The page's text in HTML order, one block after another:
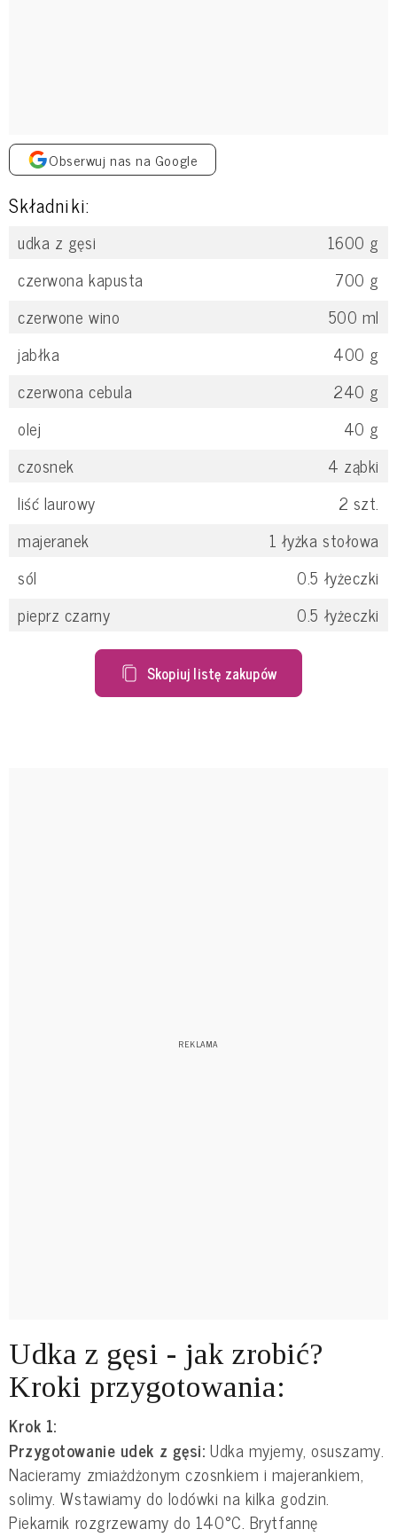
Obserwuj nas na Google
Składniki:
udka z gęsi 1600 g
czerwona kapusta
700 g
czerwone wino
500 ml
jabłka
400 g
czerwona cebula
240 g
olej
40 g
czosnek
4 ząbki
liść laurowy
2 szt.
majeranek
1 łyżka stołowa
sól
0.5 łyżeczki
pieprz czarny
0.5 łyżeczki
Skopiuj listę zakupów
Udka z gęsi - jak zrobić?
Kroki przygotowania:
Krok 1:
Przygotowanie udek z gęsi: Udka myjemy, osuszamy.
Nacieramy zmiażdżonym czosnkiem i majerankiem,
solimy. Wstawiamy do lodówki na kilka godzin.
Piekarnik rozgrzewamy do 140°C. Brytfannę